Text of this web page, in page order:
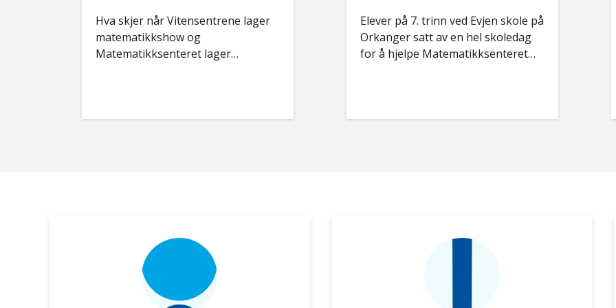
Hva skjer når Vitensentrene lager
matematikkshow og
Matematikksenteret lager
Elever på 7. trinn ved Evjen skole på
Orkanger satt av en hel skoledag
for å hjelpe Matematikksenteret